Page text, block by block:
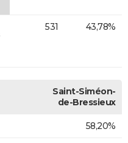
531 43,78%
Saint-Siméon-
de-Bressieux
58,20%